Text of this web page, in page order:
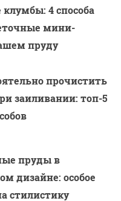
4 способа
мини-
пруду
прочистить
заиливании: топ-5
пруды в
дизайне: особое
стилистику